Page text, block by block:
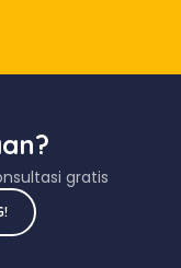
gratis